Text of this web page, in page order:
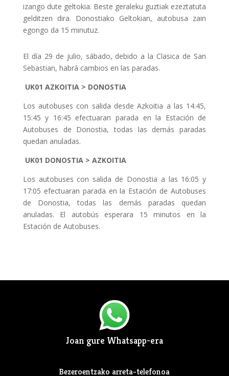
izango dute geltokia. Beste geraleku guztiak ezeztatuta
gelditzen dira. Donostiako Geltokian, autobusa zain
egongo da 15 minutuz.
El día 29 de julio, sábado, debido a la Clasica de San
Sebastian, habrá cambios en las paradas.
UK01 AZKOITIA > DONOSTIA
Los autobuses con salida desde Azkoitia a las 14:45,
15:45 y 16:45 efectuaran parada en la Estación de
Autobuses de Donostia, todas las demás paradas
quedan anuladas.
UK01 DONOSTIA > AZKOITIA
Los autobuses con salida de Donostia a las 16:05 y
17:05 efectuaran parada en la Estación de Autobuses
de Donostia, todas las demás paradas quedan
anuladas. El autobús esperara 15 minutos en la
Estación de Autobuses.
Joan gure Whatsapp-era
Bezeroentzako arreta-telefonoa